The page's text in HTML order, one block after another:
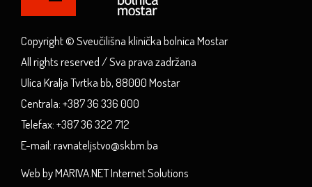
Copyright © Sveučilišna klinička bolnica Mostar
All rights reserved / Sva prava zadržana
Ulica Kralja Tvrtka bb, 88000 Mostar
Centrala: +387 36 336 000
Telefax: +387 36 322 712
E-mail: ravnateljstvo@skbm.ba
Web by MARIVA.NET Internet Solutions